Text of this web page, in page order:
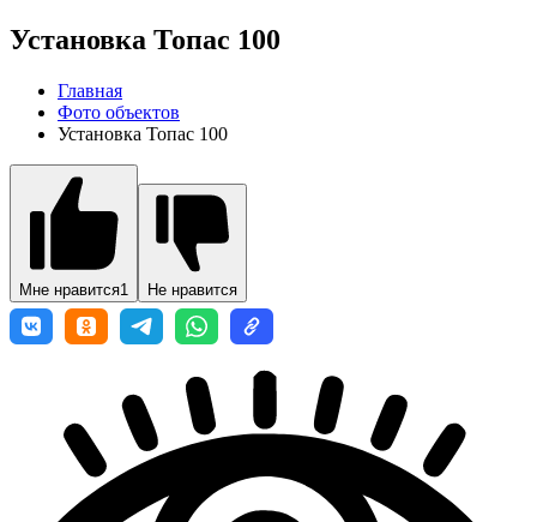
Установка Топас 100
Главная
Фото объектов
Установка Топас 100
Мне нравится1 Не нравится